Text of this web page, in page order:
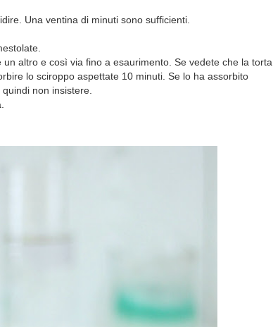
Una ventina di minuti sono sufficienti.
altro e così via fino a esaurimento. Se vedete che la torta
lo sciroppo aspettate 10 minuti. Se lo ha assorbito
non insistere.